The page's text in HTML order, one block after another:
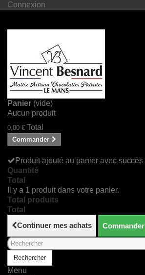
Connexion
Panier (vide)
Aucun produit
0,00 € Total
Commander
Produit ajouté au panier avec succès
Quantité
Total
Il y a 1 produit dans votre panier.
Total produits
Total
Continuer mes achats
Commander
Rechercher
Menu